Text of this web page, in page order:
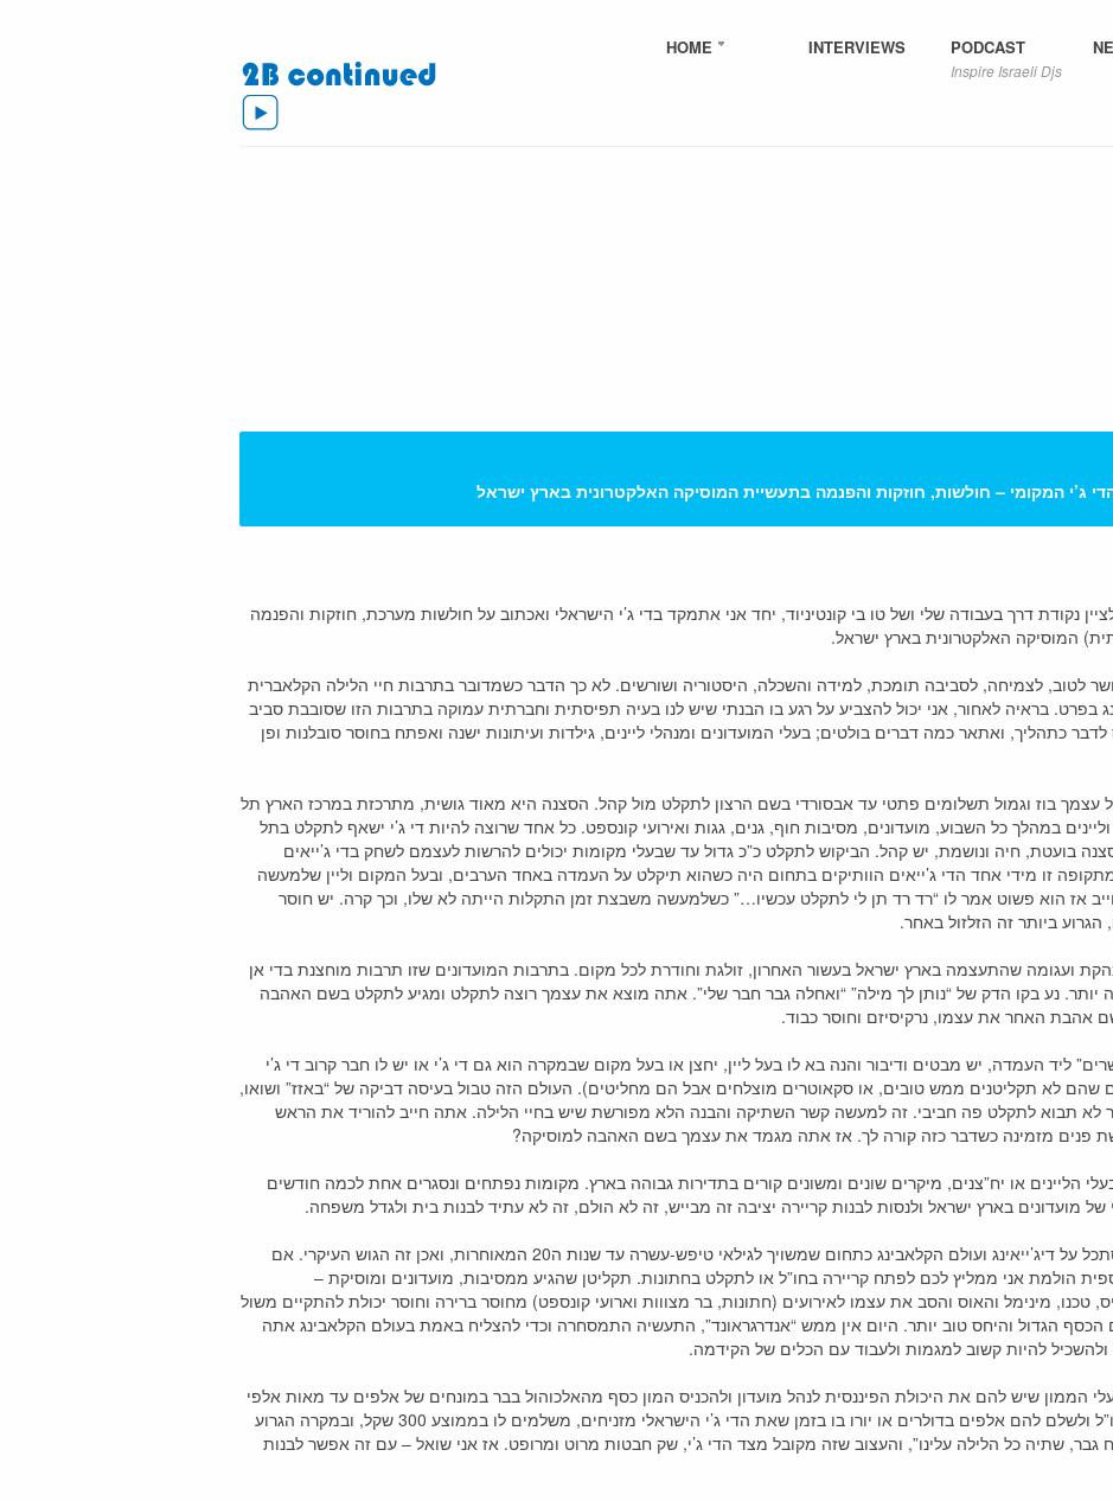
HOME INTERVIEWS PODCAST
Inspire Israeli Djs
ג’י המקומי – חולשות, חוזקות והפנמה בתעשיית המוסיקה האלקטרונית בארץ ישראל
נקודת דרך בעבודה שלי ושל טו בי קונטיניוד, יחד אני אתמקד בדי ג’י הישראלי ואכתוב על חולשות מערכת, חוזקות והפנמה
המוסיקה האלקטרונית בארץ ישראל.
לטוב, לצמיחה, לסביבה תומכת, למידה והשכלה, היסטוריה ושורשים. לא כך הדבר כשמדובר בתרבות חיי הלילה הקלאברית
בפרט. בראיה לאחור, אני יכול להצביע על רגע בו הבנתי שיש לנו בעיה תפיסתית וחברתית עמוקה בתרבות הזו שסובבת סביב
כתהליך, ואתאר כמה דברים בולטים; בעלי המועדונים ומנהלי ליינים, גילדות ועיתונות ישנה ואפתח בחוסר סובלנות ופן
בוז וגמול תשלומים פתטי עד אבסורדי בשם הרצון לתקלט מול קהל. הסצנה היא מאוד גושית, מתרכזת במרכז הארץ תל
וליינים במהלך כל השבוע, מועדונים, מסיבות חוף, גנים, גגות ואירועי קונספט. כל אחד שרוצה להיות די ג’י ישאף לתקלט בתל
בועטת, חיה ונושמת, יש קהל. הביקוש לתקלט כ”כ גדול עד שבעלי מקומות יכולים להרשות לעצמם לשחק בדי ג’ייאים
זו מידי אחד הדי ג’ייאים הוותיקים בתחום היה כשהוא תיקלט על העמדה באחד הערבים, ובעל המקום וליין שלמעשה
אז הוא פשוט אמר לו “רד רד תן לי לתקלט עכשיו…” כשלמעשה משבצת זמן התקלות הייתה לא שלו, וכך קרה. יש חוסר
ביותר זה הזלזול באחר.
ועגומה שהתעצמה בארץ ישראל בעשור האחרון, זולגת וחודרת לכל מקום. בתרבות המועדונים שזו תרבות מוחצנת בדי אן
נע בקו הדק של “נותן לך מילה” “ואחלה גבר חבר שלי”. אתה מוצא את עצמך רוצה לתקלט ומגיע לתקלט בשם האהבה
אהבת האחר את עצמו, נרקיסיזם וחוסר כבוד.
ליד העמדה, יש מבטים ודיבור והנה בא לו בעל ליין, יחצן או בעל מקום שבמקרה הוא גם די ג’י או יש לו חבר קרוב די ג’י
שהם לא תקליטנים ממש טובים, או סקאוטרים מוצלחים אבל הם מחליטים). העולם הזה טבול בעיסה דביקה של “באזז” ושואו,
תבוא לתקלט פה חביבי. זה למעשה קשר השתיקה והבנה הלא מפורשת שיש בחיי הלילה. אתה חייב להוריד את הראש
פנים מזמינה כשדבר כזה קורה לך. אז אתה מגמד את עצמך בשם האהבה למוסיקה?
הליינים או יח”צנים, מיקרים שונים ומשונים קורים בתדירות גבוהה בארץ. מקומות נפתחים ונסגרים אחת לכמה חודשים
של מועדונים בארץ ישראל ולנסות לבנות קריירה יציבה זה מבייש, זה לא הולם, זה לא עתיד לבנות בית ולגדל משפחה.
אני מבין למה מי שמחוץ לסצנה מסתכל על דיג’ייאינג ועולם הקלאבינג כתחום שמשויך לגילאי טיפש-עשרה עד שנות ה20 המאוחרות, ואכן זה הגוש העיקרי. אם
הולמת אני ממליץ לכם לפתח קריירה בחו”ל או לתקלט בחתונות. תקליטן שהגיע ממסיבות, מועדונים ומוסיקת –
טכנו, מינימל והאוס והסב את עצמו לאירועים (חתונות, בר מצווות וארועי קונספט) מחוסר ברירה וחוסר יכולת להתקיים משול
הגדול והיחס טוב יותר. היום אין ממש “אנדרגראונד”, התעשיה התמסחרה וכדי להצליח באמת בעולם הקלאבינג אתה
ולהשכיל להיות קשוב למגמות ולעבוד עם הכלים של הקידמה.
הממון שיש להם את היכולת הפיננסית לנהל מועדון ולהכניס המון כסף מהאלכוהול בבר במונחים של אלפים עד מאות אלפי
שקלים, ולהזמין שמות מובילים מחו”ל ולשלם להם אלפים בדולרים או יורו בו בזמן שאת הדי ג’י הישראלי מזניחים, משלמים לו בממוצע 300 שקל, ובמקרה הגרוע
גבר, שתיה כל הלילה עלינו”, והעצוב שזה מקובל מצד הדי ג’י, שק חבטות מרוט ומרופט. אז אני שואל – עם זה אפשר לבנות